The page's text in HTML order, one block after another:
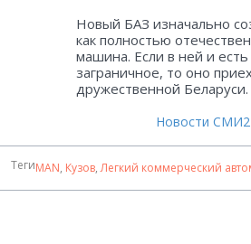
Новый БАЗ изначально
как полностью
машина. Если в ней и есть
заграничное, то оно
дружественной Беларуси.
Новости СМИ2
ТегиMAN, Кузов,Легкий коммерческий